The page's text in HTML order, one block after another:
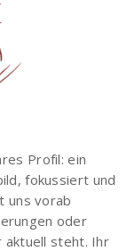
Profil: ein
fokussiert und
uns vorab
oder
aktuell steht. Ihr